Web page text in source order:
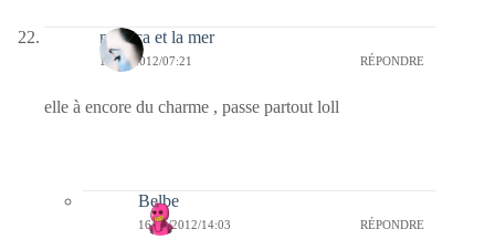
monica et la mer
11/09/2012/07:21 RÉPONDRE
elle à encore du charme , passe partout loll
Belbe
16/09/2012/14:03 RÉPONDRE